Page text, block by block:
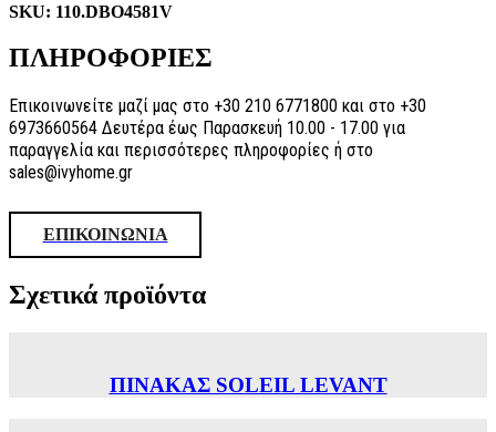
SKU: 110.DBO4581V
ΠΛΗΡΟΦΟΡΙΕΣ
Επικοινωνείτε μαζί μας στο +30 210 6771800 και στο +30
6973660564 Δευτέρα έως Παρασκευή 10.00 - 17.00 για
παραγγελία και περισσότερες πληροφορίες ή στο
sales@ivyhome.gr
ΕΠΙΚΟΙΝΩΝΙΑ
Σχετικά προϊόντα
ΠΙΝΑΚΑΣ SOLEIL LEVANT